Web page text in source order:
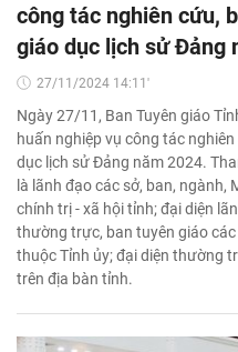
công tác nghiên cứu,
giáo dục lịch sử Đảng
27/11/2024 14:11'
Ngày 27/11, Ban Tuyên giáo
huấn nghiệp vụ công tác
dục lịch sử Đảng năm 2024.
là lãnh đạo các sở, ban,
chính trị - xã hội tỉnh; đại diện
thường trực, ban tuyên giáo
thuộc Tỉnh ủy; đại diện thường
trên địa bàn tỉnh.